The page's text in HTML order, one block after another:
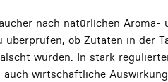
nach natürlichen
überprüfen, ob Zutaten in der
wurden. In stark
wirtschaftliche